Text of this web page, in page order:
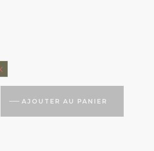
FONCE
AJOUTER AU PANIER